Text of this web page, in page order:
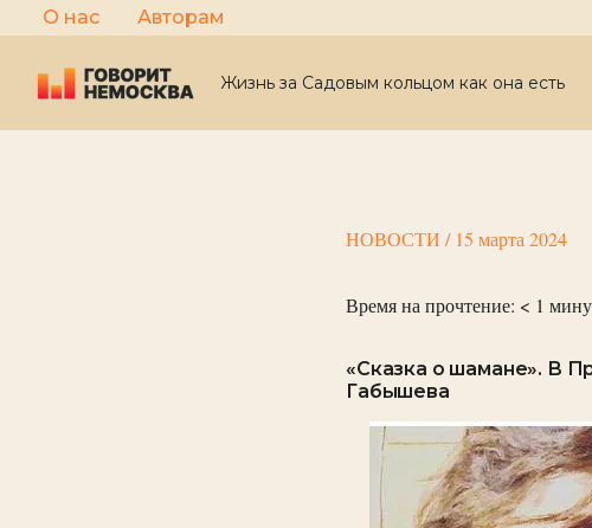
Перейти
к
содержимому
О нас Авторам
Жизнь за Садовым кольцом как она есть
НОВОСТИ / 15 марта 2024
Время на прочтение: < 1
«Сказка о шамане». В
Габышева